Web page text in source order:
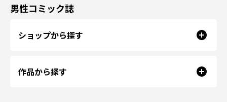
男性コミック誌
ショップから探す
作品から探す